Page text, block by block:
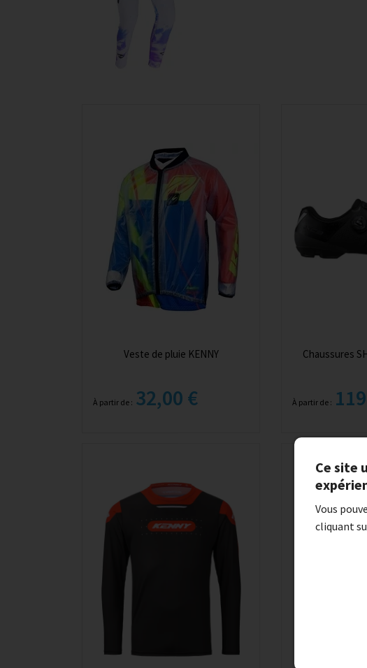
Veste de pluie KENNY
À partir de : 32,00 €
Chaussures
À partir de :
Photo
Ce site
Vous
cliquant